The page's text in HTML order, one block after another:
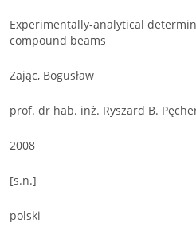
Experimentally-analytical
compound beams
Zając, Bogusław
prof. dr hab. inż. Ryszard B.
2008
[s.n.]
polski